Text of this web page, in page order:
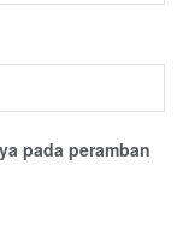
pada peramban